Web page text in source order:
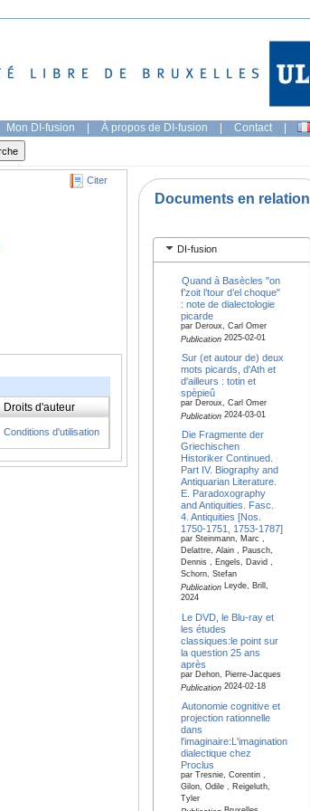
Mon DI-fusion | À propos de DI-fusion | Contact |
Citer
Droits d'auteur
Conditions d'utilisation
Documents en relation
DI-fusion
Quand à Basècles "on
f’zoit l’tour d’el choque"
: note de dialectologie
picarde
par Deroux, Carl Omer
Publication2025-02-01
Sur (et autour de) deux
mots picards, d'Ath et
d'ailleurs : totin et
spèpieû
par Deroux, Carl Omer
Publication2024-03-01
Die Fragmente der
Griechischen
Historiker Continued.
Part IV. Biography and
Antiquarian Literature.
E. Paradoxography
and Antiquities. Fasc.
4. Antiquities [Nos.
1750-1751, 1753-1787]
par Steinmann, Marc ,
Delattre, Alain , Pausch,
Dennis , Engels, David ,
Schorn, Stefan
PublicationLeyde, Brill,
2024
Le DVD, le Blu-ray et
les études
classiques:le point sur
la question 25 ans
après
par Dehon, Pierre-Jacques
Publication2024-02-18
Autonomie cognitive et
projection rationnelle
dans
l'imaginaire:L'imagination
dialectique chez
Proclus
par Tresnie, Corentin ,
Gilon, Odile , Reigeluth,
Tyler